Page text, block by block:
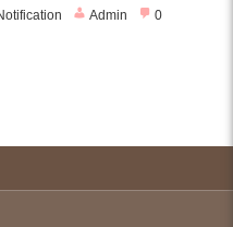
Admin 0